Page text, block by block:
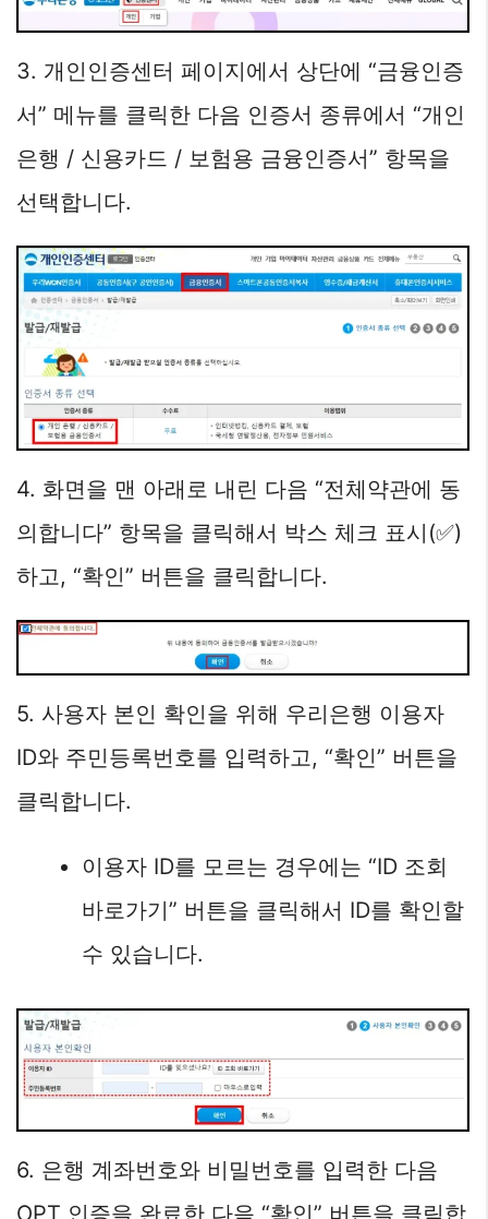
3. 개인인증센터 페이지에서 상단에 “금융인증
서” 메뉴를 클릭한 다음 인증서 종류에서 “개인
은행 / 신용카드 / 보험용 금융인증서” 항목을
선택합니다.
4. 화면을 맨 아래로 내린 다음 “전체약관에 동
의합니다” 항목을 클릭해서 박스 체크 표시(✅)
하고, “확인” 버튼을 클릭합니다.
5. 사용자 본인 확인을 위해 우리은행 이용자
ID와 주민등록번호를 입력하고, “확인” 버튼을
클릭합니다.
이용자 ID를 모르는 경우에는 “ID 조회
바로가기” 버튼을 클릭해서 ID를 확인할
수 있습니다.
6. 은행 계좌번호와 비밀번호를 입력한 다음